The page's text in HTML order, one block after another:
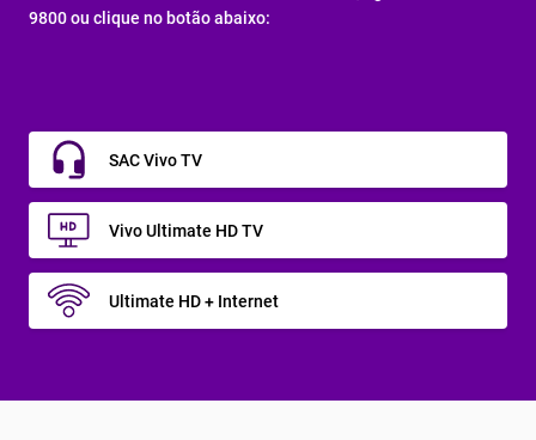
9800 ou clique no botão abaixo:
SAC Vivo TV
Vivo Ultimate HD TV
Ultimate HD + Internet